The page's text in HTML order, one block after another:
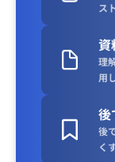
ス
資
理
用
後
後
く